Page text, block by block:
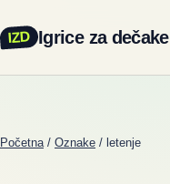
IZD Igrice za dečake
Početna / Oznake / letenje